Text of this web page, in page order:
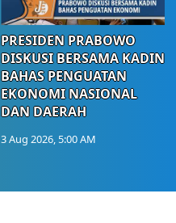
PRESIDEN PRABOWO
DISKUSI BERSAMA KADIN
BAHAS PENGUATAN
EKONOMI NASIONAL
DAN DAERAH
3 Aug 2026, 5:00 AM